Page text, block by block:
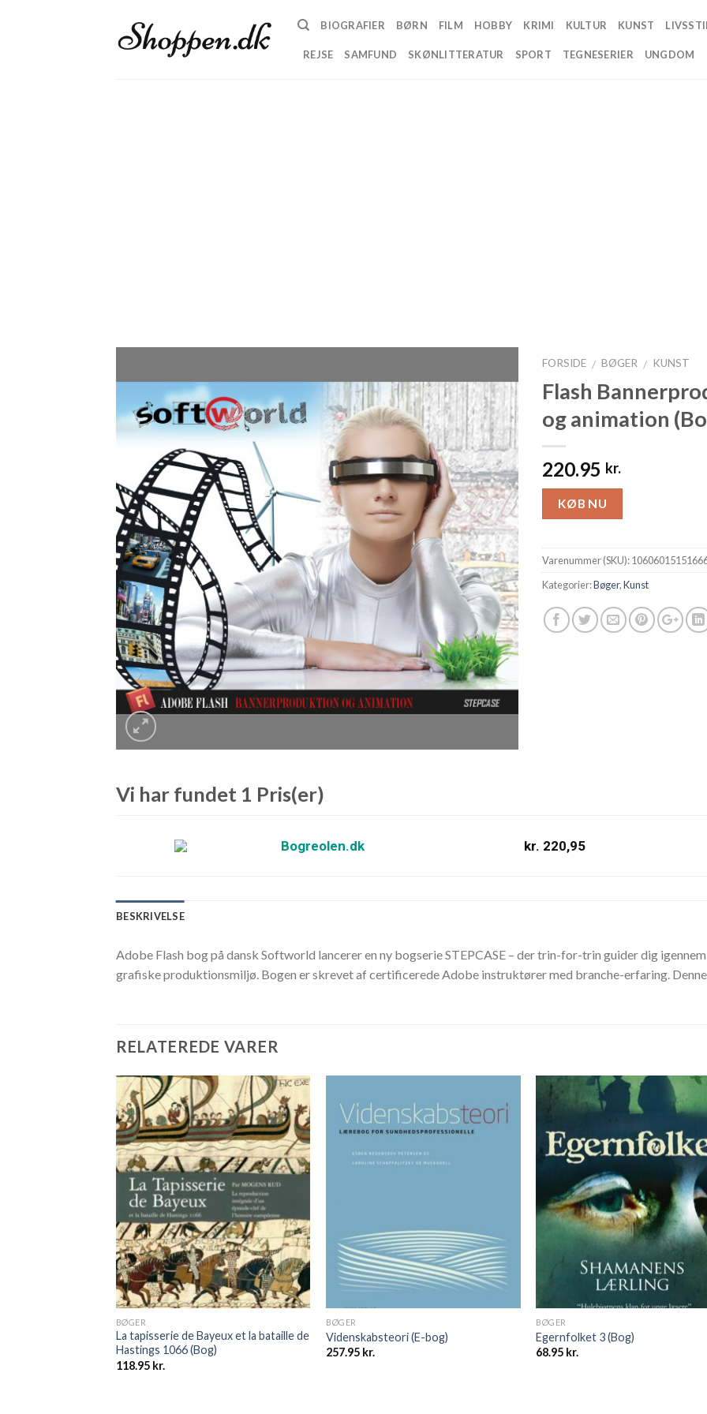
BIOGRAFIER BØRN FILM HOBBY KRIMI KULTUR KUNST
REJSE SAMFUND SKØNLITTERATUR SPORT TEGNESERIER UNGDOM
FORSIDE / BØGER / KUNST
Flash
og animation
220.95 kr.
KØB NU
Varenummer (SKU):
Kategorier:Bøger,Kunst
Vi har fundet 1 Pris(er)
Bogreolen.dk kr. 220,95
BESKRIVELSE
Adobe Flash bog på dansk Softworld lancerer en ny bogserie STEPCASE – der trin-for-trin guider dig
grafiske produktionsmiljø. Bogen er skrevet af certificerede Adobe instruktører med branche-erfaring. Denne
RELATEREDE VARER
BØGER
La tapisserie de Bayeux et la bataille de
Hastings 1066 (Bog)
118.95 kr.
BØGER
Videnskabsteori (E-bog)
257.95 kr.
BØGER
Egernfolket 3 (Bog)
68.95 kr.